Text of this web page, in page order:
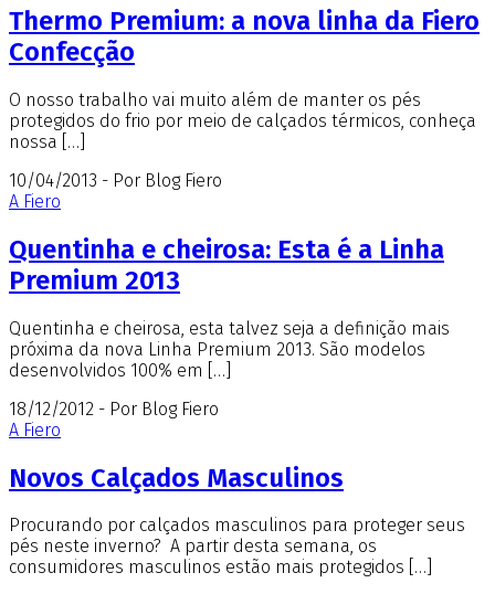
Thermo Premium: a nova linha da Fiero
Confecção
O nosso trabalho vai muito além de manter os pés
protegidos do frio por meio de calçados térmicos, conheça
nossa […]
10/04/2013 - Por Blog Fiero
A Fiero
Quentinha e cheirosa: Esta é a Linha
Premium 2013
Quentinha e cheirosa, esta talvez seja a definição mais
próxima da nova Linha Premium 2013. São modelos
desenvolvidos 100% em […]
18/12/2012 - Por Blog Fiero
A Fiero
Novos Calçados Masculinos
Procurando por calçados masculinos para proteger seus
pés neste inverno? A partir desta semana, os
consumidores masculinos estão mais protegidos […]